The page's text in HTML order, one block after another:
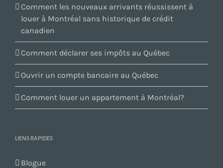
Comment les nouveaux arrivants réussissent à
louer à Montréal sans historique de crédit
canadien
Comment déclarer ses impôts au Québec
Ouvrir un compte bancaire au Québec
Comment louer un appartement à Montréal?
LIENS RAPIDES
Blogue